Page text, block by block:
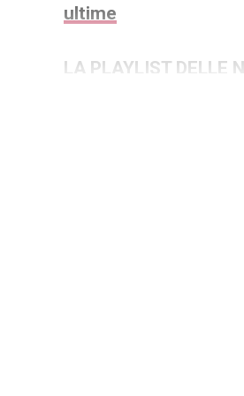
ultime
LA PLAYLIST DELLE